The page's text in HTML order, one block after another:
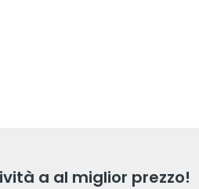
a al miglior prezzo!